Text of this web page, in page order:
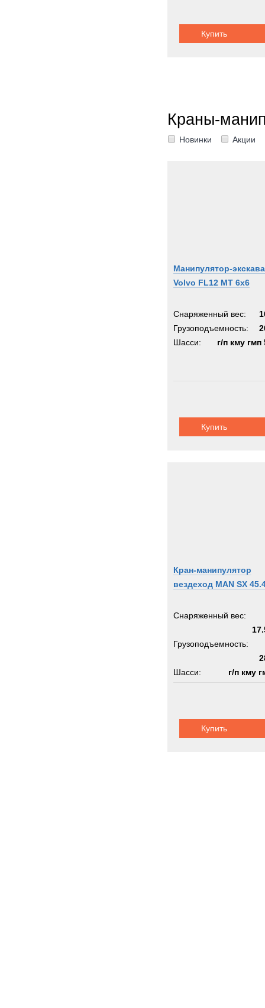
Купить
Краны-
Новинки Акции
Манипулятор-
Volvo FL12 MT 6x6
Снаряженный вес:
Грузоподъемность:
Шасси:
г/п кму гмп
Купить
Кран-манипулятор
вездеход MAN SX
Снаряженный вес:
Грузоподъемность:
Шасси:
г/п кму
Купить